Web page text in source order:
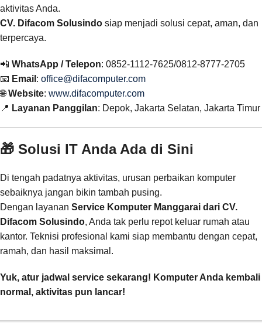
aktivitas Anda.
CV. Difacom Solusindo siap menjadi solusi cepat, aman, dan
terpercaya.
📲 WhatsApp / Telepon: 0852-1112-7625/0812-8777-2705
📧 Email : office@difacomputer.com
🌐Website: www.difacomputer.com
📍 Layanan Panggilan: Depok, Jakarta Selatan, Jakarta Timur
🎁 Solusi IT Anda Ada di Sini
Di tengah padatnya aktivitas, urusan perbaikan komputer
sebaiknya jangan bikin tambah pusing.
Dengan layanan Service Komputer Manggarai dari CV.
Difacom Solusindo, Anda tak perlu repot keluar rumah atau
kantor. Teknisi profesional kami siap membantu dengan cepat,
ramah, dan hasil maksimal.
Yuk, atur jadwal service sekarang! Komputer Anda kembali
normal, aktivitas pun lancar!